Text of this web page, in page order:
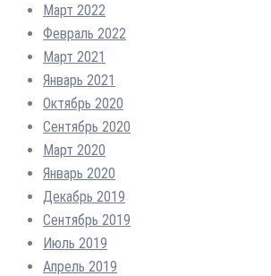
Март 2022
Февраль 2022
Март 2021
Январь 2021
Октябрь 2020
Сентябрь 2020
Март 2020
Январь 2020
Декабрь 2019
Сентябрь 2019
Июль 2019
Апрель 2019